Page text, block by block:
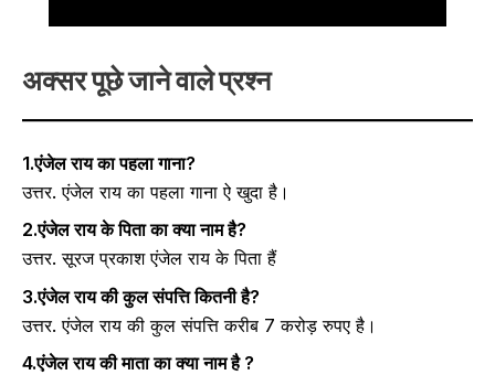
अक्सर पूछे जाने वाले प्रश्न
1.एंजेल राय का पहला गाना?
उत्तर. एंजेल राय का पहला गाना ऐ खुदा है।
2.एंजेल राय के पिता का क्या नाम है?
उत्तर. सूरज प्रकाश एंजेल राय के पिता हैं
3.एंजेल राय की कुल संपत्ति कितनी है?
उत्तर. एंजेल राय की कुल संपत्ति करीब 7 करोड़ रुपए है।
4.एंजेल राय की माता का क्या नाम है ?